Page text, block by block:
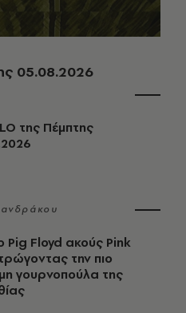
05.08.2026
της Πέμπτης
Pig Floyd ακούς Pink
την πιο
γουρνοπούλα της